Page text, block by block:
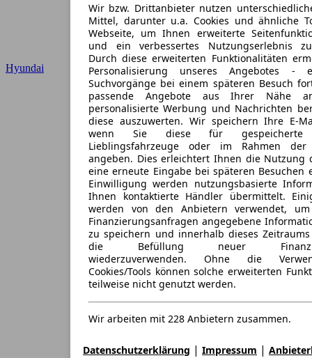
Hyundai
Wir bzw. Drittanbieter nutzen
Mittel, darunter u.a. Cookies und ähnliche
Webseite, um Ihnen erweiterte
und ein verbessertes Nutzungserlebnis
Durch diese erweiterten Funktionalitäten
Personalisierung unseres Angebotes
Suchvorgänge bei einem späteren Besuch
passende Angebote aus Ihrer Nähe
personalisierte Werbung und Nachrichten
diese auszuwerten. Wir speichern Ihre E-
wenn Sie diese für gespeicherte
Lieblingsfahrzeuge oder im Rahmen der
angeben. Dies erleichtert Ihnen die Nutzung
eine erneute Eingabe bei späteren
Einwilligung werden nutzungsbasierte
Ihnen kontaktierte Händler übermittelt.
werden von den Anbietern verwendet,
Finanzierungsanfragen angegebene
zu speichern und innerhalb dieses
die Befüllung neuer
wiederzuverwenden. Ohne die
Cookies/Tools können solche erweiterten
teilweise nicht genutzt werden.
Wir arbeiten mit 228 Anbietern zusammen.
Datenschutzerklärung | Impressum |